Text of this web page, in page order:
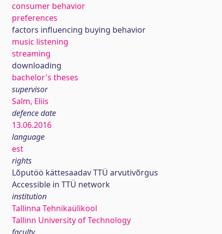
consumer behavior
preferences
factors influencing buying behavior
music listening
streaming
downloading
bachelor's theses
supervisor
Salm, Eliis
defence date
13.06.2016
language
est
rights
Lõputöö kättesaadav TTÜ arvutivõrgus
Accessible in TTÜ network
institution
Tallinna Tehnikaülikool
Tallinn University of Technology